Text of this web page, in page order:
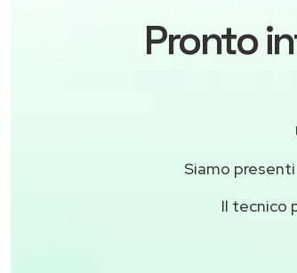
Pronto
Siamo presenti
Il tecnico